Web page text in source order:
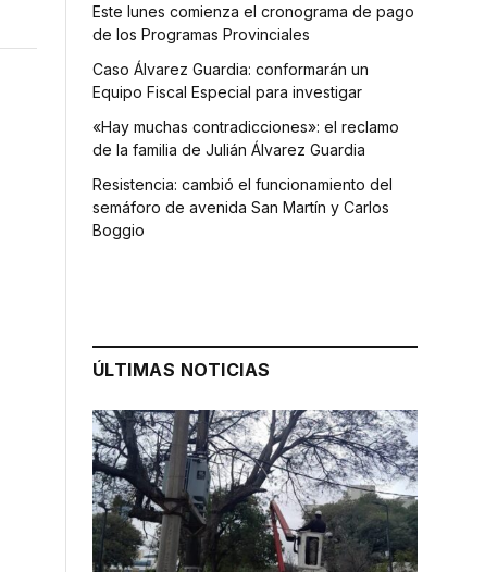
Este lunes comienza el cronograma de pago
de los Programas Provinciales
Caso Álvarez Guardia: conformarán un
Equipo Fiscal Especial para investigar
«Hay muchas contradicciones»: el reclamo
de la familia de Julián Álvarez Guardia
Resistencia: cambió el funcionamiento del
semáforo de avenida San Martín y Carlos
Boggio
ÚLTIMAS NOTICIAS